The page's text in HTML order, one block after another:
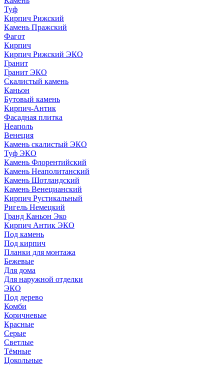
Туф
Кирпич Рижский
Камень Пражский
Фагот
Кирпич
Кирпич Рижский ЭКО
Гранит
Гранит ЭКО
Скалистый камень
Каньон
Бутовый камень
Кирпич-Антик
Фасадная плитка
Неаполь
Венеция
Камень скалистый ЭКО
Туф ЭКО
Камень Флорентийский
Камень Неаполитанский
Камень Шотландский
Камень Венецианский
Кирпич Рустикальный
Ригель Немецкий
Гранд Каньон Эко
Кирпич Антик ЭКО
Под камень
Под кирпич
Планки для монтажа
Бежевые
Для дома
Для наружной отделки
ЭКO
Под дерево
Комби
Коричневые
Красные
Серые
Светлые
Тёмные
Цокольные